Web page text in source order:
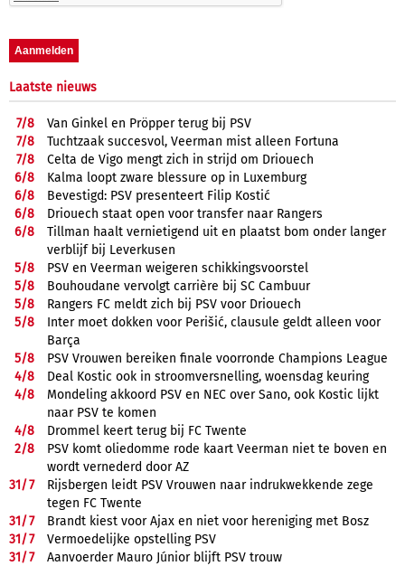
Laatste nieuws
7/8
Van Ginkel en Pröpper terug bij PSV
7/8
Tuchtzaak succesvol, Veerman mist alleen Fortuna
7/8
Celta de Vigo mengt zich in strijd om Driouech
6/8
Kalma loopt zware blessure op in Luxemburg
6/8
Bevestigd: PSV presenteert Filip Kostić
6/8
Driouech staat open voor transfer naar Rangers
6/8
Tillman haalt vernietigend uit en plaatst bom onder langer
verblijf bij Leverkusen
5/8
PSV en Veerman weigeren schikkingsvoorstel
5/8
Bouhoudane vervolgt carrière bij SC Cambuur
5/8
Rangers FC meldt zich bij PSV voor Driouech
5/8
Inter moet dokken voor Perišić, clausule geldt alleen voor
Barça
5/8
PSV Vrouwen bereiken finale voorronde Champions League
4/8
Deal Kostic ook in stroomversnelling, woensdag keuring
4/8
Mondeling akkoord PSV en NEC over Sano, ook Kostic lijkt
naar PSV te komen
4/8
Drommel keert terug bij FC Twente
2/8
PSV komt oliedomme rode kaart Veerman niet te boven en
wordt vernederd door AZ
31/7
Rijsbergen leidt PSV Vrouwen naar indrukwekkende zege
tegen FC Twente
31/7
Brandt kiest voor Ajax en niet voor hereniging met Bosz
31/7
Vermoedelijke opstelling PSV
31/7 Aanvoerder Mauro Júnior blijft PSV trouw